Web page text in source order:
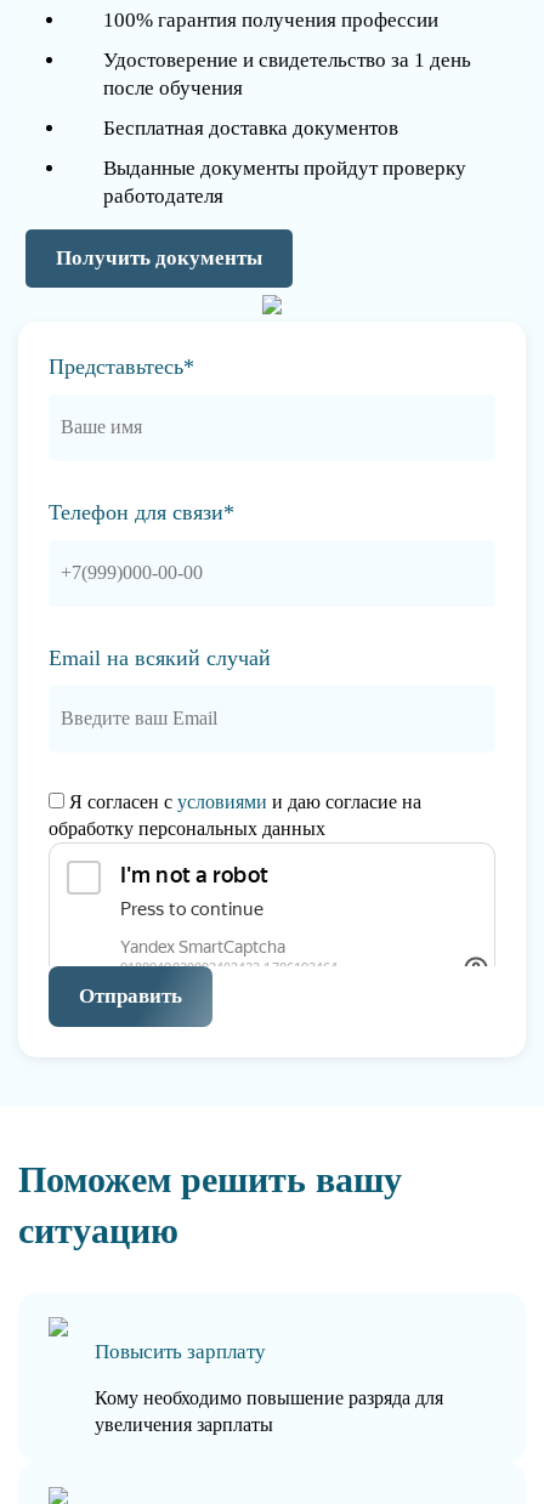
100% гарантия получения профессии
Удостоверение и свидетельство за 1 день
после обучения
Бесплатная доставка документов
Выданные документы пройдут проверку
работодателя
Получить документы
Представьтесь*
Телефон для связи*
Email на всякий случай
Я согласен с условиями и даю согласие на
обработку персональных данных
Отправить
Поможем решить вашу
ситуацию
Повысить зарплату
Кому необходимо повышение разряда для
увеличения зарплаты